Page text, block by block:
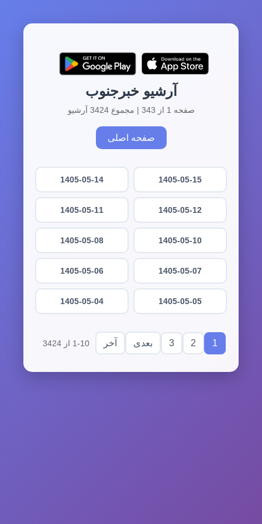
آرشیو خبرجنوب
صفحه 1 از 343 | مجموع 3424 آرشیو
صفحه اصلی
1405-05-15
1405-05-14
1405-05-12
1405-05-11
1405-05-10
1405-05-08
1405-05-07
1405-05-06
1405-05-05
1405-05-04
1
2
3 بعدی آخر 1-10 از 3424